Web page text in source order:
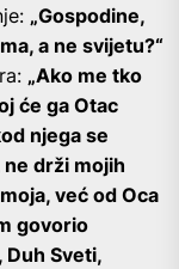
„Gospodine,
a ne svijetu?“
„Ako me tko
će ga Otac
njega se
drži mojih
već od Oca
govorio
Duh Sveti,